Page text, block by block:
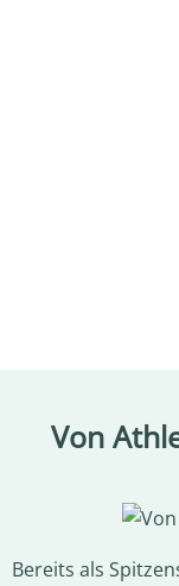
Von
Bereits als